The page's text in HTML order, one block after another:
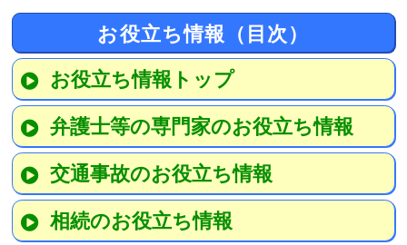
お役立ち情報（目次）
お役立ち情報トップ
弁護士等の専門家のお役立ち情報
交通事故のお役立ち情報
相続のお役立ち情報